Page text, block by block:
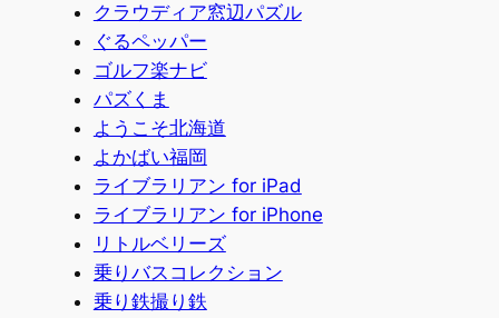
クラウディア窓辺パズル
ぐるペッパー
ゴルフ楽ナビ
パズくま
ようこそ北海道
よかばい福岡
ライブラリアン for iPad
ライブラリアン for iPhone
リトルベリーズ
乗りバスコレクション
乗り鉄撮り鉄